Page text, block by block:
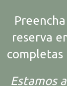
reserva
completas
Estamos